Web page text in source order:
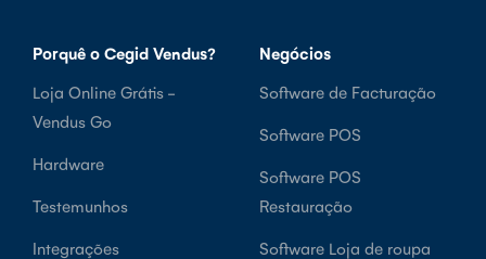
Porquê o Cegid Vendus?
Loja Online Grátis -
Vendus Go
Hardware
Testemunhos
Integrações
Negócios
Software de Facturação
Software POS
Software POS
Restauração
Software Loja de roupa